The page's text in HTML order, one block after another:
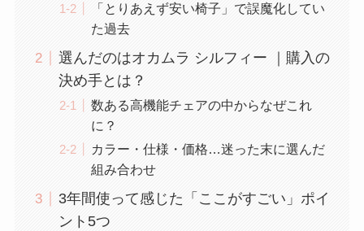
「とりあえず安い椅子」で誤魔化してい
た過去
選んだのはオカムラ シルフィー ｜購入の
決め手とは？
数ある高機能チェアの中からなぜこれ
に？
カラー・仕様・価格…迷った末に選んだ
組み合わせ
3年間使って感じた「ここがすごい」ポイ
ント5つ